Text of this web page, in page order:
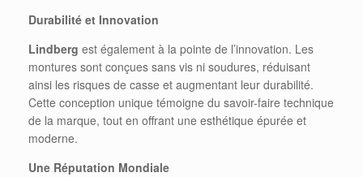
Durabilité et Innovation
Lindberg est également à la pointe de l’innovation. Les
montures sont conçues sans vis ni soudures, réduisant
ainsi les risques de casse et augmentant leur durabilité.
Cette conception unique témoigne du savoir-faire technique
de la marque, tout en offrant une esthétique épurée et
moderne.
Une Réputation Mondiale